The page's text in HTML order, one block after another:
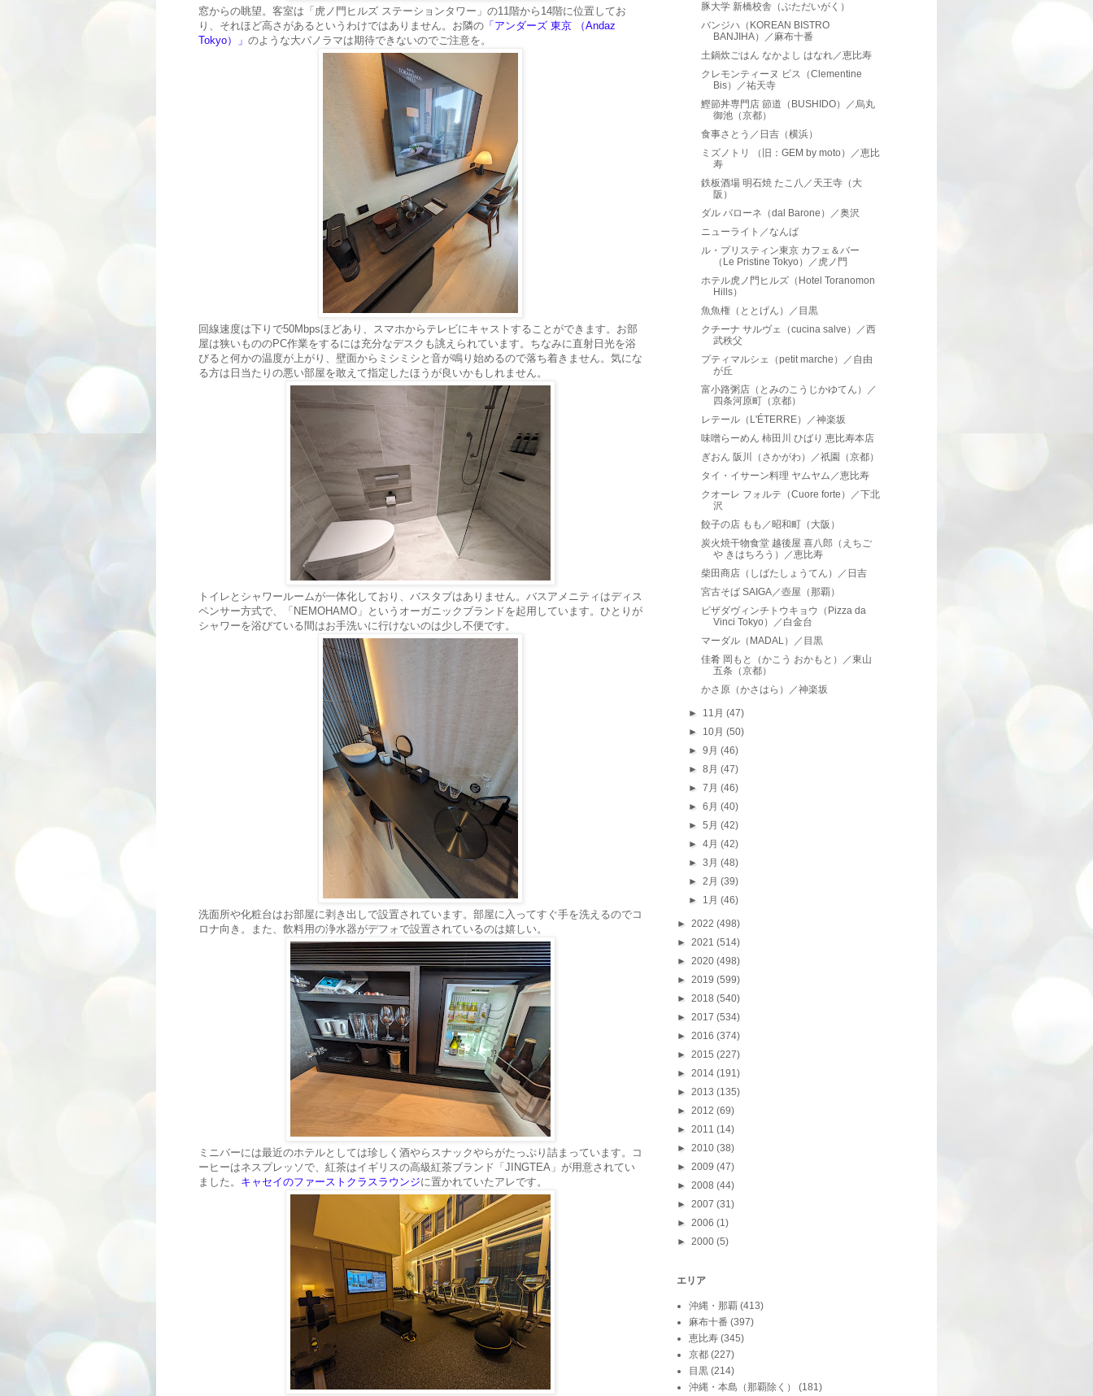
窓からの眺望。客室は「虎ノ門ヒルズ ステーションタワー」の11階から14階に位置してお
り、それほど高さがあるというわけではありません。お隣の 「アンダーズ 東京 （Andaz
Tokyo）」 のような大パノラマは期待できないのでご注意を。
回線速度は下りで50Mbpsほどあり、スマホからテレビにキャストすることができます。お部
屋は狭いもののPC作業をするには充分なデスクも誂えられています。ちなみに直射日光を浴
びると何かの温度が上がり、壁面からミシミシと音が鳴り始めるので落ち着きません。気にな
る方は日当たりの悪い部屋を敢えて指定したほうが良いかもしれません。
トイレとシャワールームが一体化しており、バスタブはありません。バスアメニティはディス
ペンサー方式で、「NEMOHAMO」というオーガニックブランドを起用しています。ひとりが
シャワーを浴びている間はお手洗いに行けないのは少し不便です。
洗面所や化粧台はお部屋に剥き出しで設置されています。部屋に入ってすぐ手を洗えるのでコ
ロナ向き。また、飲料用の浄水器がデフォで設置されているのは嬉しい。
ミニバーには最近のホテルとしては珍しく酒やらスナックやらがたっぷり詰まっています。コ
ーヒーはネスプレッソで、紅茶はイギリスの高級紅茶ブランド「JINGTEA」が用意されてい
ました。 キャセイのファーストクラスラウンジに置かれていたアレです。
豚大学 新橋校舎（ぶただいがく）
バンジハ（KOREAN BISTRO
BANJIHA）／麻布十番
土鍋炊ごはん なかよし はなれ／恵比寿
クレモンティーヌ ビス（Clementine
Bis）／祐天寺
鰹節丼専門店 節道（BUSHIDO）／烏丸
御池（京都）
食事さとう／日吉（横浜）
ミズノトリ （旧：GEM by moto）／恵比
寿
鉄板酒場 明石焼 たこ八／天王寺（大
阪）
ダル バローネ（dal Barone）／奥沢
ニューライト／なんば
ル・プリスティン東京 カフェ＆バー
（Le Pristine Tokyo）／虎ノ門
ホテル虎ノ門ヒルズ（Hotel Toranomon
Hills）
魚魚権（ととげん）／目黒
クチーナ サルヴェ（cucina salve）／西
武秩父
プティマルシェ（petit marche）／自由
が丘
富小路粥店（とみのこうじかゆてん）／
四条河原町（京都）
レテール（L'ÉTERRE）／神楽坂
味噌らーめん 柿田川 ひばり 恵比寿本店
ぎおん 阪川（さかがわ）／祇園（京都）
タイ・イサーン料理 ヤムヤム／恵比寿
クオーレ フォルテ（Cuore forte）／下北
沢
餃子の店 もも／昭和町（大阪）
炭火焼干物食堂 越後屋 喜八郎（えちご
や きはちろう）／恵比寿
柴田商店（しばたしょうてん）／日吉
宮古そば SAIGA／壺屋（那覇）
ピザダヴィンチトウキョウ（Pizza da
Vinci Tokyo）／白金台
マーダル（MADAL）／目黒
佳肴 岡もと（かこう おかもと）／東山
五条（京都）
かさ原（かさはら）／神楽坂
► 11月(47)
► 10月(50)
►9月(46)
►8月(47)
►7月(46)
►6月(40)
►5月(42)
►4月(42)
►3月(48)
►2月(39)
► 1月(46)
► 2022 (498)
► 2021 (514)
► 2020 (498)
► 2019 (599)
► 2018 (540)
► 2017 (534)
► 2016 (374)
► 2015 (227)
► 2014 (191)
► 2013 (135)
► 2012 (69)
► 2011 (14)
► 2010 (38)
► 2009 (47)
► 2008 (44)
► 2007 (31)
► 2006 (1)
► 2000 (5)
エリア
沖縄・那覇 (413)
麻布十番 (397)
恵比寿 (345)
京都 (227)
目黒 (214)
沖縄・本島（那覇除く）
(181)